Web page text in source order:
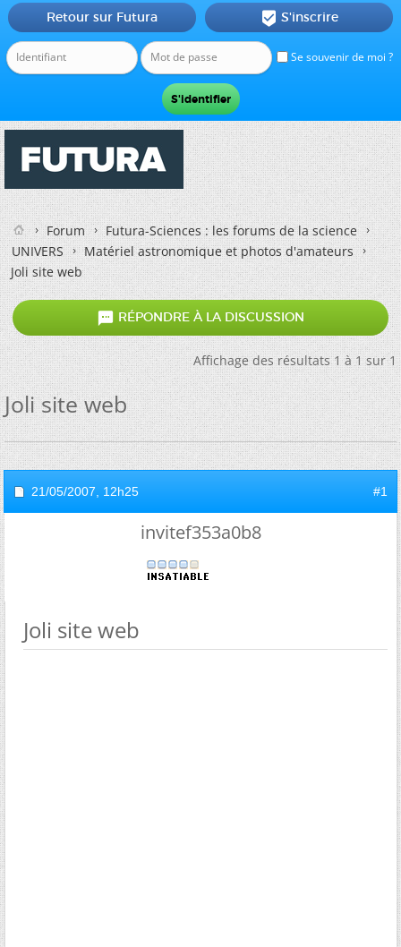
Se souvenir de moi ?
Retour sur Futura  S'inscrire
Forum
Futura-Sciences : les forums de la science
UNIVERS
Matériel astronomique et photos d'amateurs
Joli site web
 RÉPONDRE À LA DISCUSSION
Affichage des résultats 1 à 1 sur 1
Joli site web
21/05/2007, 12h25 #1
invitef353a0b8
Joli site web